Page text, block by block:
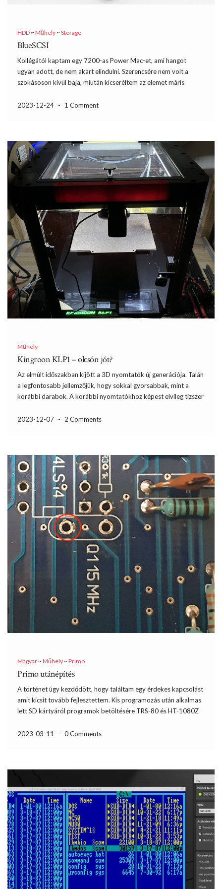
HDD~Műhely~Storage
BlueSCSI
Kollégától kaptam egy 7200-as Power Mac-et, ami hangot
ugyan adott, de nem akart elindulni. Szerencsére nem volt a
szokásoson kívül baja, miután kicseréltem az elemet máris
Mac-ek SCSI meghajtókat használnak ami abból a […]
2023-12-24 - 1 Comment
Műhely
Kingroon KLP1 – olcsón jót?
Az elmúlt időszakban kijött a 3D nyomtatók új generációja. Talán
a legfontosabb jellemzőjük, hogy sokkal gyorsabbak, mint a
korábbi darabok. A korábbi nyomtatókhoz képest elvileg tízszer
elmélettel ellentétben „csak” kb. harmada-negyede időt igényel
2023-12-07 - 2 Comments
Magyar~Műhely~Primo
Primo utánépítés
A történet úgy kezdődött, hogy találtam egy érdekes kapcsolást
amit kicsit tovább fejlesztettem. Kis programozás után alkalmas
lett SD kártyáról programok betöltésére TRS-80 és HT-1080Z
össze lehet csiszolni a PRIMO-val is. Mivel volt egy bizonytalanul
2023-03-11 - 0 Comments